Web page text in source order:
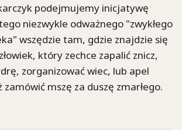
podejmujemy inicjatywę
niezwykle odważnego "zwykłego
wszędzie tam, gdzie znajdzie się
który zechce zapalić znicz,
zorganizować wiec, lub apel
mszę za duszę zmarłego.